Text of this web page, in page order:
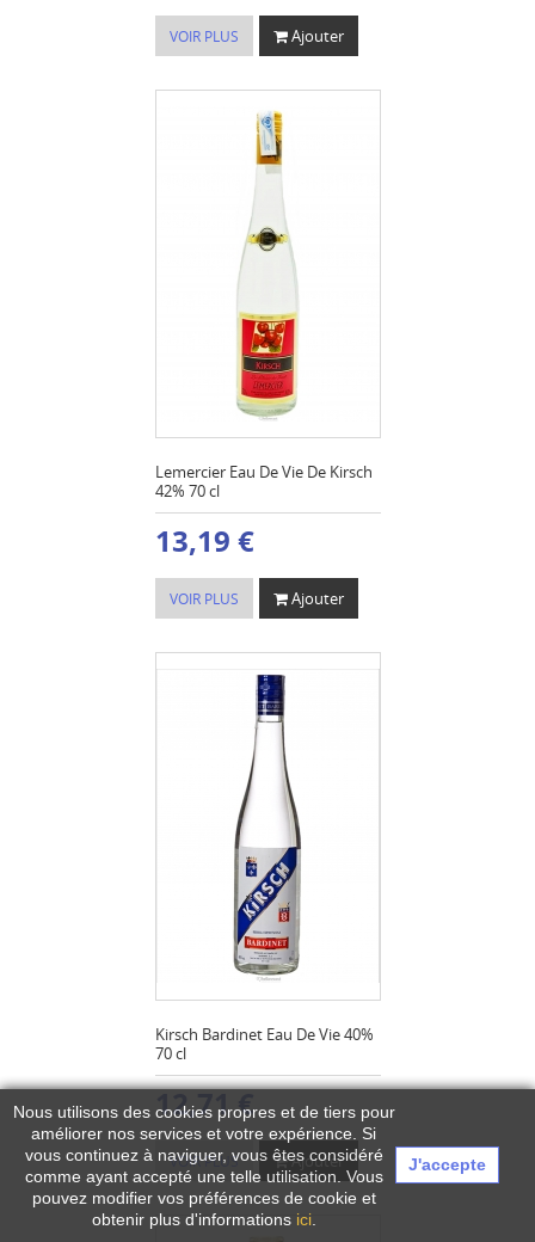
VOIR PLUS Ajouter
Lemercier Eau De Vie De Kirsch
42% 70 cl
13,19 €
VOIR PLUS Ajouter
Kirsch Bardinet Eau De Vie 40%
70 cl
12,71 €
VOIR PLUS Ajouter
Nous utilisons des cookies propres et de tiers pour
améliorer nos services et votre expérience. Si
vous continuez à naviguer, vous êtes considéré
comme ayant accepté une telle utilisation. Vous
pouvez modifier vos préférences de cookie et
obtenir plus d'informations ici.
J'accepte